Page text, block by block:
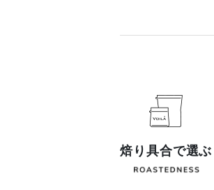
焙り具合で選ぶ